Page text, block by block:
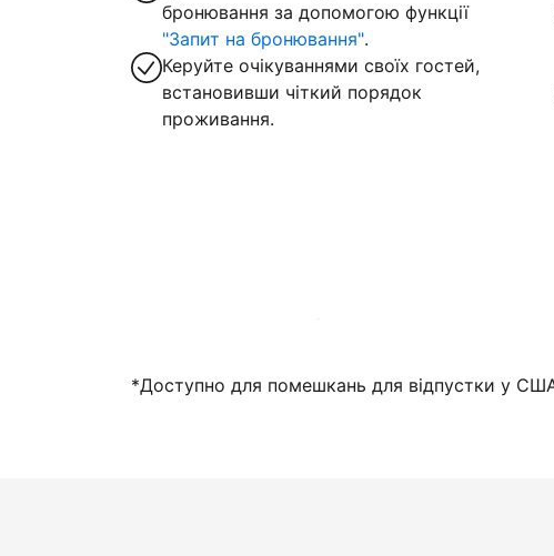
бронювання за допомогою функції
"Запит на бронювання".
Керуйте очікуваннями своїх гостей,
встановивши чіткий порядок
проживання.
Зареєструвати помешкання вже зараз
*Доступно для помешкань для відпустки у